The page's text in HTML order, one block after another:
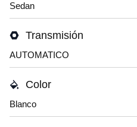
Sedan
Transmisión
AUTOMATICO
Color
Blanco